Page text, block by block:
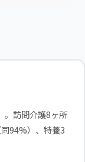
。訪問介護8ヶ所
94%）、特養3